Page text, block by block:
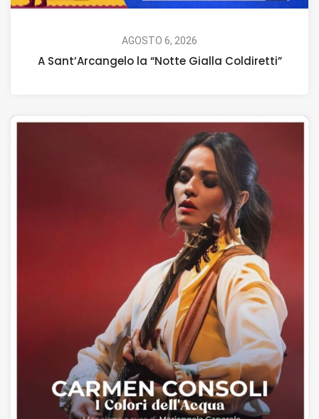
AGOSTO 6, 2026
A Sant’Arcangelo la “Notte Gialla Coldiretti”